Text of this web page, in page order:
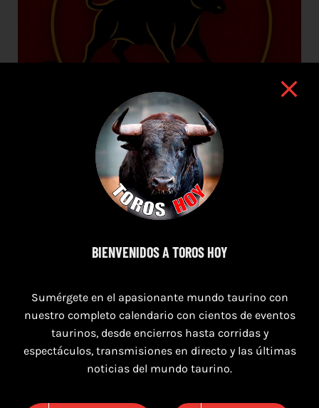
BIENVENIDOS A TOROS HOY
Sumérgete en el apasionante mundo taurino con
nuestro completo calendario con cientos de eventos
taurinos, desde encierros hasta corridas y
espectáculos, transmisiones en directo y las últimas
noticias del mundo taurino.